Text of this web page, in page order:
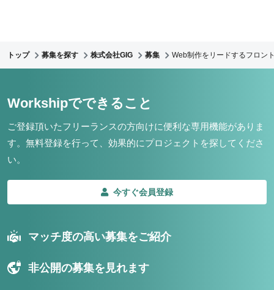
トップ 募集を探す 株式会社GIG 募集 Web制作をリードするフロン
Workshipでできること
ご登録頂いたフリーランスの方向けに便利な専用機能がありま
す。 無料登録を行って、効果的にプロジェクトを探してくださ
い。
今すぐ会員登録
マッチ度の高い募集をご紹介
非公開の募集を見れます